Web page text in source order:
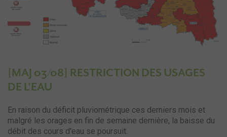
[MAJ 03/08] RESTRICTION DES USAGES
DE L'EAU
En raison du déficit pluviométrique ces derniers mois et
malgré les orages en fin de semaine dernière, la baisse du
débit des cours d'eau se poursuit.